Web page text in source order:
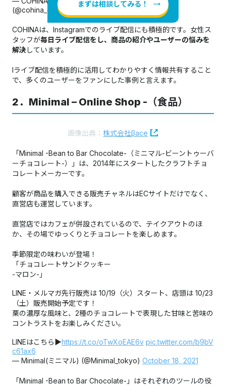
(@cohina_official)
October 19, 2021
COHINAは、Instagramでのライブ配信にも積極的です。女性ス
タッフが毎日ライブ配信をし、商品の紹介やユーザーの悩みを
解決 しています。
Iライブ配信を積極的に活用してわかりやすく情報共有すること
で、多くのユーザーをファンにした事例と言えます。
2．Minimal – Online Shop -（食品）
画像出典：株式会社βace
「Minimal -Bean to Bar Chocolate-（ミニマル-ビーントゥーバ
ーチョコレート-）」は、2014年にスタートしたクラフトチョ
コレートメーカーです。
顧客が商品を購入できる販売チャネルはECサイトだけでなく、
直営店も運営しています。
直営店ではカフェが併設されているので、テイクアウトのほ
か、その場でゆっくりとチョコレートを楽しめます。
季節限定の味わいが登場！
「チョコレートサンドクッキー
-マロン-」
LINE・メルマガ先行販売は 10/19（火）スタート、店頭は 10/23
（土）販売開始予定です！
栗の濃厚な風味と、2種のチョコレートで表現した甘味と苦味の
コントラストをお楽しみください。
LINEはこちら▶https://t.co/oTwXoEAE6v pic.twitter.com/b9bV
c61ax6
— Minimal(ミニマル) (@Minimal_tokyo) October 18, 2021
「Minimal -Bean to Bar Chocolate-」はそれぞれのツールの役
まずは相談してみる！